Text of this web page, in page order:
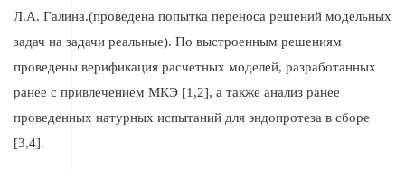
Л.А. Галина.(проведена попытка переноса решений модельных
задач на задачи реальные). По выстроенным решениям
проведены верификация расчетных моделей, разработанных
ранее с привлечением МКЭ [1,2], а также анализ ранее
проведенных натурных испытаний для эндопротеза в сборе
[3,4].